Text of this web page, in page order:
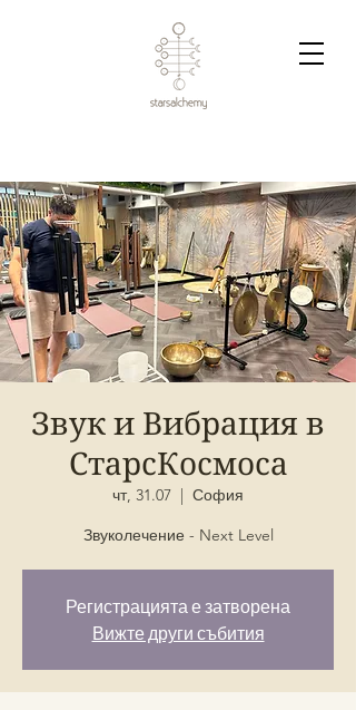
Звук и Вибрация в
СтарсКосмоса
чт, 31.07
  |
София
Звуколечение - Next Level
Регистрацията е затворена
Вижте други събития